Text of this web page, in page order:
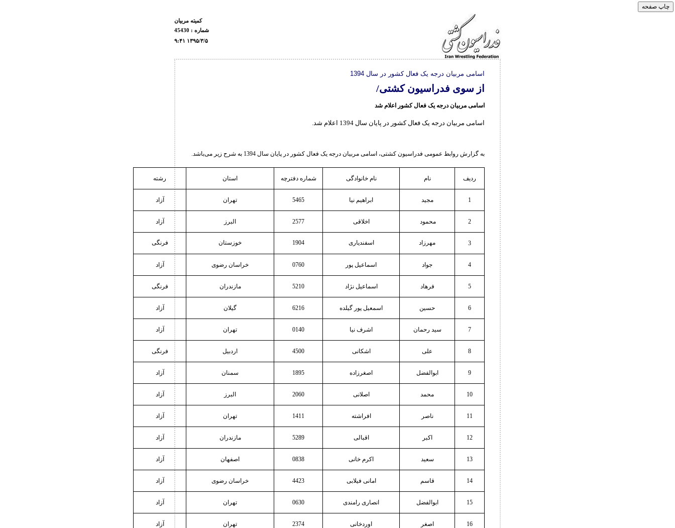
كميته مربيان
شماره : 45430
۹:۴۱ ۱۳۹۵/۳/۵
اسامی مربیان درجه یک فعال کشور در سال 1394
از سوی فدراسیون کشتی/
اسامی مربیان درجه یک فعال کشور اعلام شد
اسامی مربیان درجه یک فعال کشور در پایان سال 1394 اعلام شد.
به گزارش روابط عمومی فدراسیون کشتی، اسامی مربیان درجه یک فعال کشور در پایان سال 1394 به شرح زیر می‌باشد.
ردیف نام نام خانوادگی شماره دفترچه استان رشته
1 مجید ابراهیم نیا 5465 تهران آزاد
2 محمود اخلاقی 2577 البرز آزاد
3 مهرزاد اسفندیاری 1904 خوزستان فرنگی
4 جواد اسماعیل پور 0760 خراسان رضوی آزاد
5 فرهاد اسماعیل نژاد 5210 مازندران فرنگی
6 حسین اسمعیل پور گیلده 6216 گیلان آزاد
7 سید رحمان اشرف نیا 0140 تهران آزاد
8 علی اشکانی 4500 اردبیل فرنگی
9 ابوالفضل اصغرزاده 1895 سمنان آزاد
10 محمد اصلانی 2060 البرز آزاد
11 ناصر افراشته 1411 تهران آزاد
12 اکبر اقبالی 5289 مازندران آزاد
13 سعید اکرم خانی 0838 اصفهان آزاد
14 قاسم امانی فیلابی 4423 خراسان رضوی آزاد
15 ابوالفضل انصاری رامندی 0630 تهران آزاد
16 اصغر اوردخانی 2374 تهران آزاد